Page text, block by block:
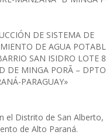
DE SISTEMA DE
DE AGUA
SAN ISIDRO LOTE
DE MINGA PORÃ –
PARAGUAY»
el Distrito de San Alberto,
de Alto Paraná.